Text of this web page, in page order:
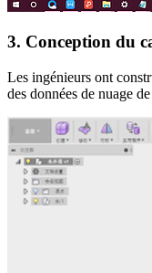
3. Conception du
Les ingénieurs ont
des données de nuage